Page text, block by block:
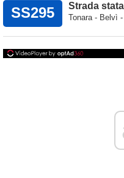
SS295 Strada
Tonara - Belvì